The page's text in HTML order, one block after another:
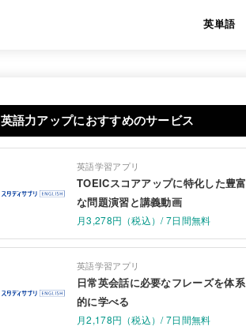
英単語
英語力アップにおすすめのサービス
英語学習アプリ
TOEICスコアアップに特化した豊富
な問題演習と講義動画
月3,278円（税込）/ 7日間無料
英語学習アプリ
日常英会話に必要なフレーズを体系
的に学べる
月2,178円（税込）/ 7日間無料